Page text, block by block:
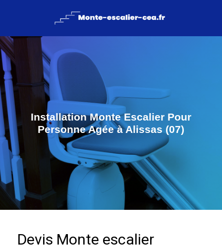
Installation Monte Escalier Pour
Personne Agée à Alissas (07)
Devis Monte escalier